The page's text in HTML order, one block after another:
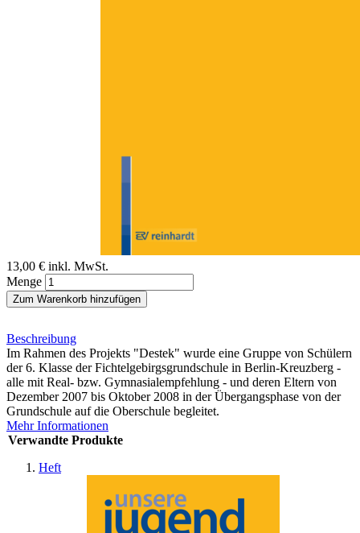
13,00 € inkl. MwSt.
Menge
Zum Warenkorb hinzufügen
Beschreibung
Im Rahmen des Projekts "Destek" wurde eine Gruppe von Schülern
der 6. Klasse der Fichtelgebirgsgrundschule in Berlin-Kreuzberg -
alle mit Real- bzw. Gymnasialempfehlung - und deren Eltern von
Dezember 2007 bis Oktober 2008 in der Übergangsphase von der
Grundschule auf die Oberschule begleitet.
Mehr Informationen
Verwandte Produkte
Heft